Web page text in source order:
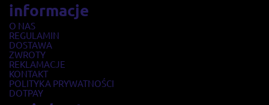
informacje
O NAS
REGULAMIN
DOSTAWA
ZWROTY
REKLAMACJE
KONTAKT
POLITYKA PRYWATNOŚCI
DOTPAY